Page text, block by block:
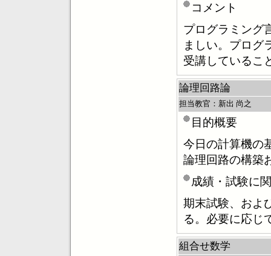
コメント
プログラミング
ましい。プログ
受講しているこ
論理回路論
担当教官：新出 尚之
目的概要
今日の計算機の
論理回路の構築
成績・試験に
期末試験、およ
る。必要に応じ
組合せ数学